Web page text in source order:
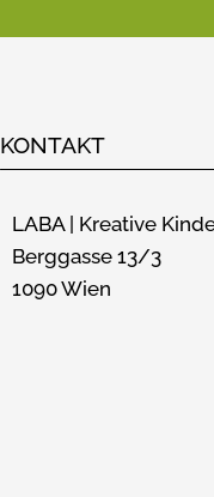
KONTAKT
LABA | Kreative
Berggasse 13/3
1090 Wien